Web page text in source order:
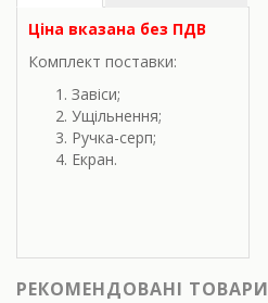
Ціна вказана без ПДВ
Комплект поставки:
Завіси;
Ущільнення;
Ручка-серп;
Екран.
РЕКОМЕНДОВАНІ ТОВАРИ